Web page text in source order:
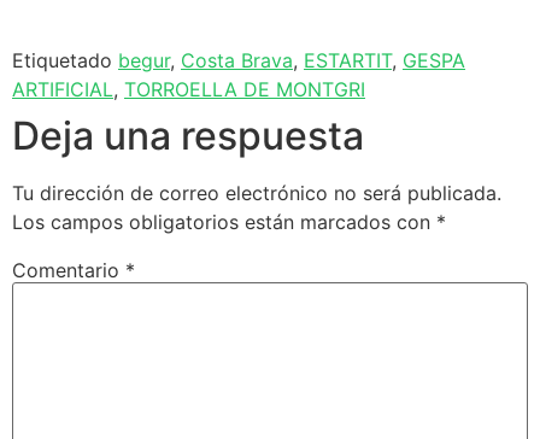
Etiquetado begur, Costa Brava, ESTARTIT, GESPA
ARTIFICIAL, TORROELLA DE MONTGRI
Deja una respuesta
Tu dirección de correo electrónico no será publicada.
Los campos obligatorios están marcados con *
Comentario *